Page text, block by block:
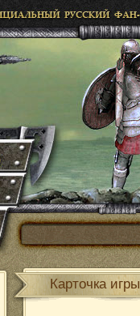
Карточка игры